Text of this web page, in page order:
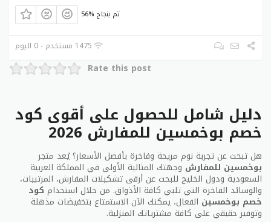
مع كود خصم بوخمسين وكوبون خصم بوخمسين للحصول
على هذه المنتجات بأقل سعر ممكن مع أفضل كوبونات
خصم بوخمسين الحصرية على موقعنا.
56% تم بنجاح
1475 مستخدم - 0 اليوم
Rate this post
دليل شامل للحصول على أقوى كود
خصم بوخمسين للمفارش 2026
هل تبحث عن تجربة نوم مريحة وفاخرة بأفضل الأسعار؟ يُعد متجر
بوخمسين للمفارش وجهتك المثالية الأولى في المملكة العربية
السعودية ودول الخليج للبحث عن أرقى تشكيلات المفارش، المرتبيات،
والوسائد الفاخرة التي تلبي كافة الأذواق. من خلال استخدام كود
خصم بوخمسين الفعال، يمكنك الآن الاستمتاع بتخفيضات مذهلة
وتوفير حقيقي على كافة مشترياتك المنزلية.